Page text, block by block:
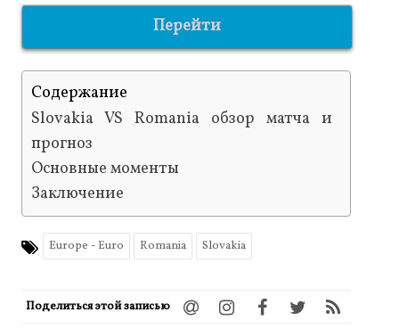
Перейти
Содержание
Slovakia VS Romania обзор матча и
прогноз
Основные моменты
Заключение
Europe - Euro Romania Slovakia
Поделиться этой записью